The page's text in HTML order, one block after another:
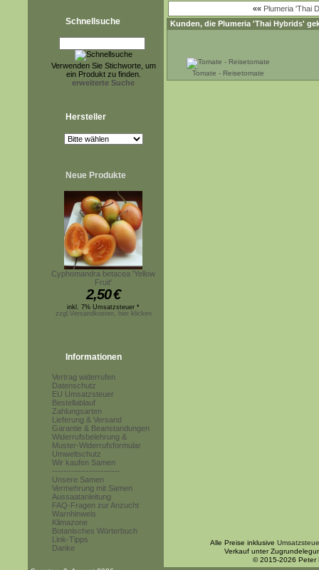
Schnellsuche
Verwenden Sie Stichworte, um
ein Produkt zu finden.
erweiterte Suche
Hersteller
Neue Produkte
Cyphomandra betacea 'Yellow
Fruit'
2,50€
inkl. 7% Umsatzsteuer *
zzgl.Versandkosten, hier klicken
Informationen
Vertrag widerrufen
Datenschutz
EU Umsatzsteuer
Bestellablauf
Zahlungsarten
Lieferung & Versand
Garantie & Beanstandungen
Widerrufsbelehrung &
Muster-Widerrufsformular
Umweltschutz
Wir kaufen Samen
------------------------
Unsere Samen
Vermehrung mit Samen
Aussaatanleitung
FAQ-Fragen zur Anzucht
Warnhinweis
Klimazone
Botanisches Wörterbuch
Link-Tipps
Danke
«« Plumeria 'Thai
Kunden, die Plumeria 'Thai Hybrids'
Tomate - Reisetomate
Alle Preise inklusive
Verkauf unter
© 2015-2026 Peter